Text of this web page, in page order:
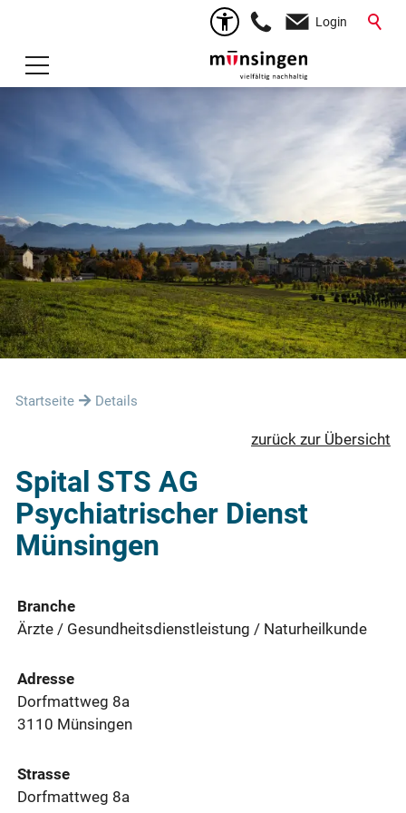
Login
Startseite Details
zurück zur Übersicht
Spital STS AG
Psychiatrischer Dienst
Münsingen
Branche
Ärzte / Gesundheitsdienstleistung / Naturheilkunde
Adresse
Dorfmattweg 8a
3110 Münsingen
Strasse
Dorfmattweg 8a